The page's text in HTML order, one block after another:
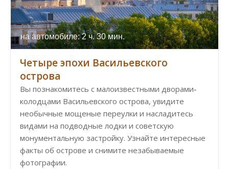
на автомобиле: 2 ч. 30 мин.
Четыре эпохи Васильевского
острова
Вы познакомитесь с малоизвестными дворами-
колодцами Васильевского острова, увидите
необычные мощеные переулки и насладитесь
видами на подводные лодки и советскую
монументальную застройку. Узнайте интересные
факты об острове и снимите незабываемые
фотографии.